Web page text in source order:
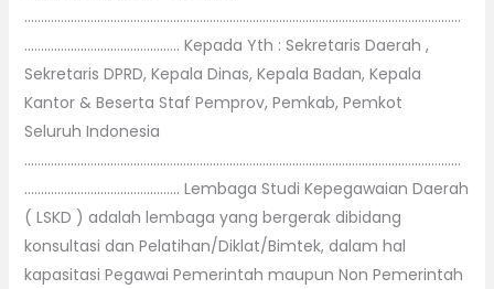
……………………………………………………………………………………………………………………
……………………………………….. Kepada Yth : Sekretaris Daerah ,
Sekretaris DPRD, Kepala Dinas, Kepala Badan, Kepala
Kantor & Beserta Staf Pemprov, Pemkab, Pemkot
Seluruh Indonesia
……………………………………………………………………………………………………………………
……………………………………….. Lembaga Studi Kepegawaian Daerah
( LSKD ) adalah lembaga yang bergerak dibidang
konsultasi dan Pelatihan/Diklat/Bimtek, dalam hal
kapasitasi Pegawai Pemerintah maupun Non Pemerintah